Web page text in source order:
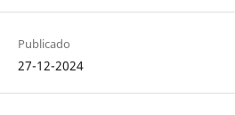
Publicado
27-12-2024